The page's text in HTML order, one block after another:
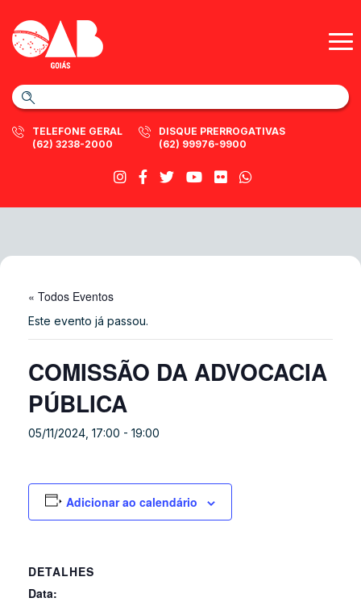
TELEFONE GERAL
(62) 3238-2000
DISQUE PRERROGATIVAS
(62) 99976-9900
« Todos Eventos
Este evento já passou.
COMISSÃO DA ADVOCACIA
PÚBLICA
05/11/2024, 17:00 - 19:00
Adicionar ao calendário
DETALHES
Data: